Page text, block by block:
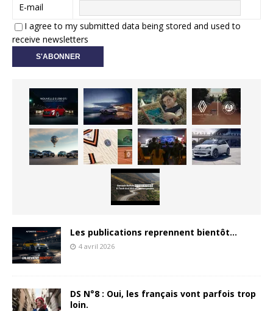
E-mail
I agree to my submitted data being stored and used to
receive newsletters
Les publications reprennent bientôt…
4 avril 2026
DS N°8 : Oui, les français vont parfois trop
loin.